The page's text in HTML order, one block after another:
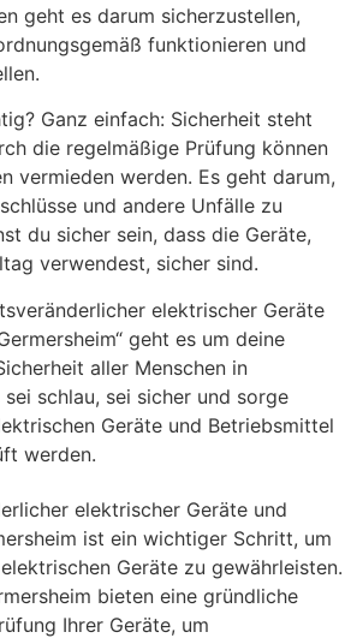
geht es darum sicherzustellen,
funktionieren und
Ganz einfach: Sicherheit steht
die regelmäßige Prüfung können
vermieden werden. Es geht darum,
und andere Unfälle zu
du sicher sein, dass die Geräte,
verwendest, sicher sind.
elektrischer Geräte
geht es um deine
aller Menschen in
sei schlau, sei sicher und sorge
Geräte und Betriebsmittel
werden.
elektrischer Geräte und
ist ein wichtiger Schritt, um
Geräte zu gewährleisten.
bieten eine gründliche
Ihrer Geräte, um